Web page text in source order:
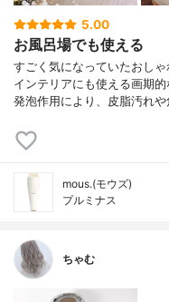
5.00
お風呂場でも使える
すごく気になっていたおしゃ
インテリアにも使える画期
発泡作用により、皮脂汚れ
mous.(モウズ)
プルミナス
ちゃむ